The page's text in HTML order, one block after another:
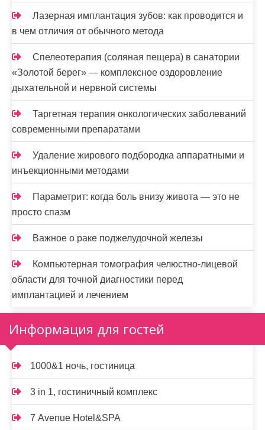
Лазерная имплантация зубов: как проводится и
в чем отличия от обычного метода
Спелеотерапия (соляная пещера) в санатории
«Золотой берег» — комплексное оздоровление
дыхательной и нервной системы
Таргетная терапия онкологических заболеваний
современными препаратами
Удаление жирового подбородка аппаратными и
инъекционными методами
Параметрит: когда боль внизу живота — это не
просто спазм
Важное о раке поджелудочной железы
Компьютерная томография челюстно-лицевой
области для точной диагностики перед
имплантацией и лечением
Информация для гостей
1000&1 ночь, гостиница
3 in 1, гостиничный комплекс
7 Avenue Hotel&SPA